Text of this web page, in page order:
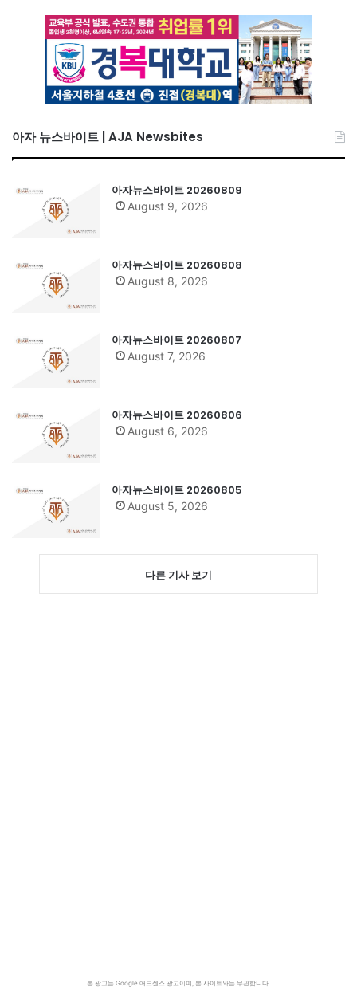
아자 뉴스바이트 | AJA Newsbites
아자뉴스바이트 20260809
August 9, 2026
아자뉴스바이트 20260808
August 8, 2026
아자뉴스바이트 20260807
August 7, 2026
아자뉴스바이트 20260806
August 6, 2026
아자뉴스바이트 20260805
August 5, 2026
다른 기사 보기
본 광고는 Google 애드센스 광고이며, 본 사이트와는 무관합니다.